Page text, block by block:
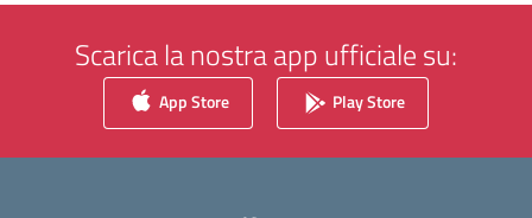
Scarica la nostra app ufficiale su:
App Store Play Store